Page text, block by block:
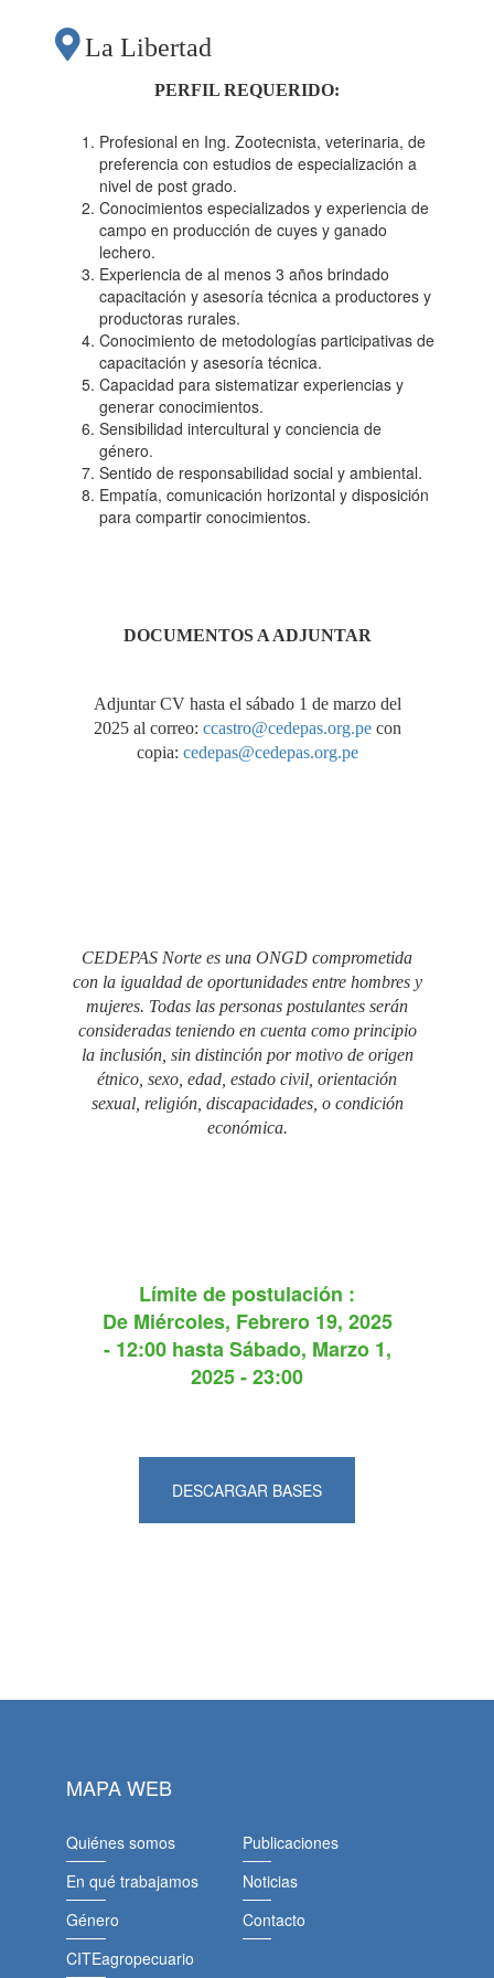
La Libertad
PERFIL REQUERIDO:
Profesional en Ing. Zootecnista, veterinaria, de
preferencia con estudios de especialización a
nivel de post grado.
Conocimientos especializados y experiencia de
campo en producción de cuyes y ganado
lechero.
Experiencia de al menos 3 años brindado
capacitación y asesoría técnica a productores y
productoras rurales.
Conocimiento de metodologías participativas de
capacitación y asesoría técnica.
Capacidad para sistematizar experiencias y
generar conocimientos.
Sensibilidad intercultural y conciencia de
género.
Sentido de responsabilidad social y ambiental.
Empatía, comunicación horizontal y disposición
para compartir conocimientos.
DOCUMENTOS A ADJUNTAR
Adjuntar CV hasta el sábado 1 de marzo del
2025 al correo: ccastro@cedepas.org.pecon
copia: cedepas@cedepas.org.pe
CEDEPAS Norte es una ONGD comprometida
con la igualdad de oportunidades entre hombres y
mujeres. Todas las personas postulantes serán
consideradas teniendo en cuenta como principio
la inclusión, sin distinción por motivo de origen
étnico, sexo, edad, estado civil, orientación
sexual, religión, discapacidades, o condición
económica.
Límite de postulación :
De Miércoles, Febrero 19, 2025
- 12:00hastaSábado, Marzo 1,
2025 - 23:00
DESCARGAR BASES
MAPA WEB
Quiénes somos
En qué trabajamos
Género
CITEagropecuario
Publicaciones
Noticias
Contacto